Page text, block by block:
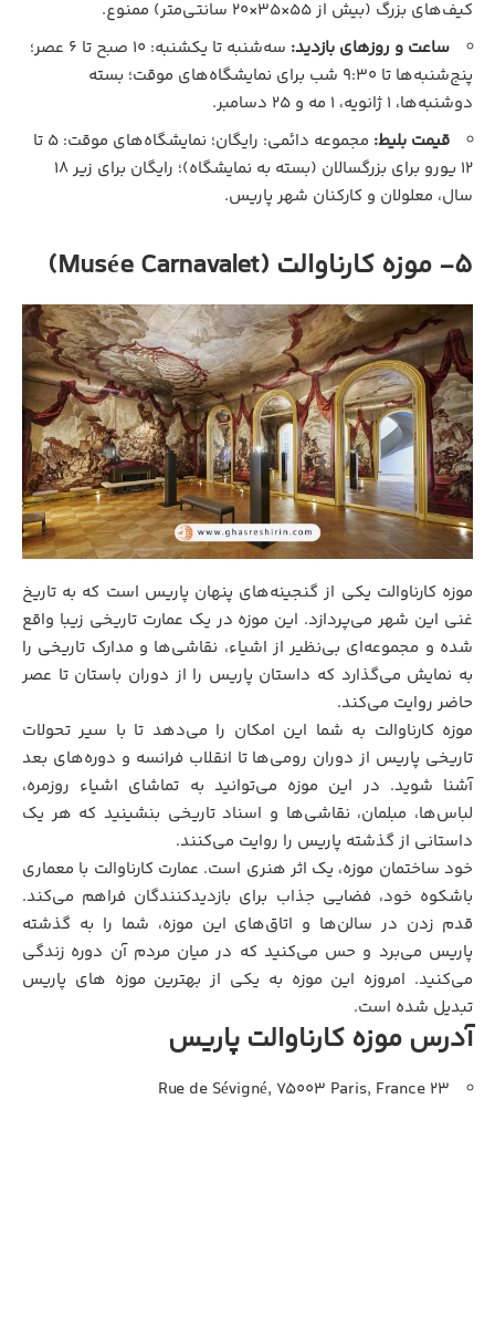
کیف‌های بزرگ (بیش از ۵۵×۳۵×۲۰ سانتی‌متر) ممنوع.
ساعت و روزهای بازدید:
سه‌شنبه تا یکشنبه: ۱۰ صبح تا ۶ عصر؛
پنج‌شنبه‌ها تا ۹:۳۰ شب برای نمایشگاه‌های موقت؛ بسته
دوشنبه‌ها، ۱ ژانویه، ۱ مه و ۲۵ دسامبر.
قیمت بلیط:
مجموعه دائمی: رایگان؛ نمایشگاه‌های موقت: ۵ تا
۱۲ یورو برای بزرگسالان (بسته به نمایشگاه)؛ رایگان برای زیر ۱۸
سال، معلولان و کارکنان شهر پاریس.
5- موزه کارناوالت (Musée Carnavalet)
موزه کارناوالت یکی از گنجینه‌های پنهان پاریس است که به تاریخ
غنی این شهر می‌پردازد. این موزه در یک عمارت تاریخی زیبا واقع
شده و مجموعه‌ای بی‌نظیر از اشیاء، نقاشی‌ها و مدارک تاریخی را
به نمایش می‌گذارد که داستان پاریس را از دوران باستان تا عصر
حاضر روایت می‌کند.
موزه کارناوالت به شما این امکان را می‌دهد تا با سیر تحولات
تاریخی پاریس از دوران رومی‌ها تا انقلاب فرانسه و دوره‌های بعد
آشنا شوید. در این موزه می‌توانید به تماشای اشیاء روزمره،
لباس‌ها، مبلمان، نقاشی‌ها و اسناد تاریخی بنشینید که هر یک
داستانی از گذشته پاریس را روایت می‌کنند.
خود ساختمان موزه، یک اثر هنری است. عمارت کارناوالت با معماری
باشکوه خود، فضایی جذاب برای بازدیدکنندگان فراهم می‌کند.
قدم زدن در سالن‌ها و اتاق‌های این موزه، شما را به گذشته
پاریس می‌برد و حس می‌کنید که در میان مردم آن دوره زندگی
می‌کنید. امروزه این موزه به یکی از بهترین موزه های پاریس
تبدیل شده است.
آدرس موزه کارناوالت پاریس
23 Rue de Sévigné, 75003 Paris, France